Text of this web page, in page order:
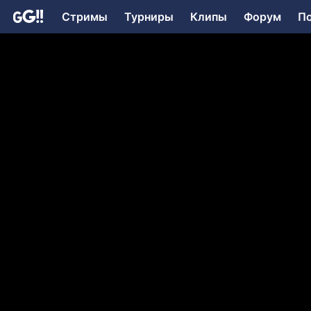
Стримы Турниры Клипы Форум